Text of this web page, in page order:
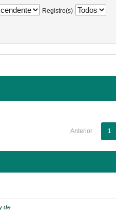
Registro(s)
Anterior 1
de